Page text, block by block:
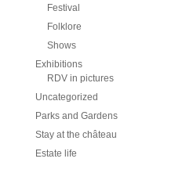
Festival
Folklore
Shows
Exhibitions
RDV in pictures
Uncategorized
Parks and Gardens
Stay at the château
Estate life